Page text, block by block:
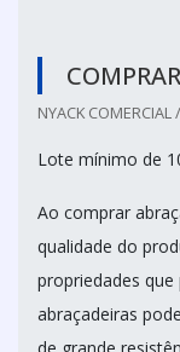
NYACK COMERCIAL
Lote mínimo de
Ao comprar
qualidade do
propriedades
abraçadeiras